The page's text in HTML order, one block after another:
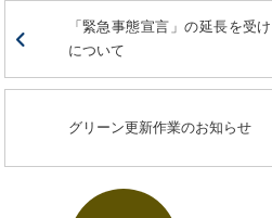
「緊急事態宣言」の延長を受
について
グリーン更新作業のお知らせ